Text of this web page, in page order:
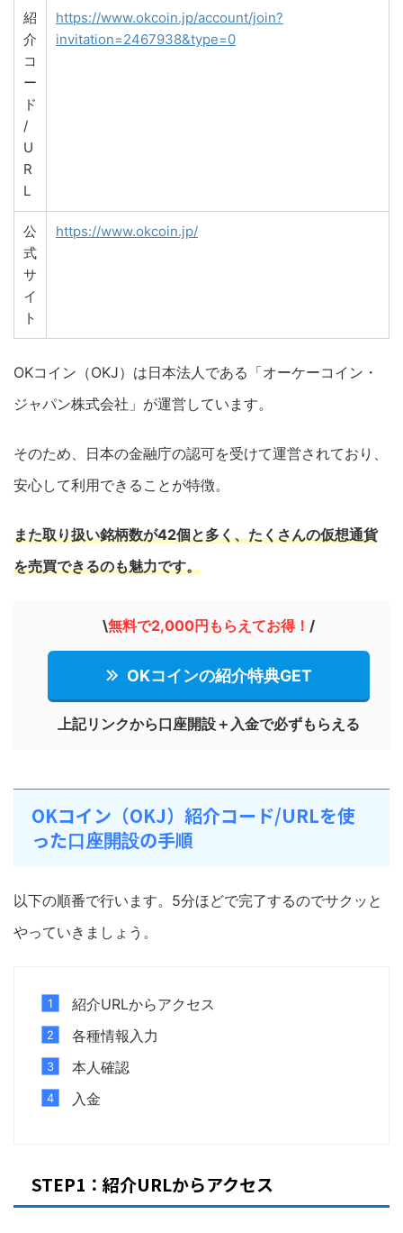
紹
介
コ
ー
ド
/
U
R
L
https://www.okcoin.jp/account/join?
invitation=2467938&type=0
公
式
サ
イ
ト
https://www.okcoin.jp/
OKコイン（OKJ）は日本法人である「オーケーコイン・
ジャパン株式会社」が運営しています。
そのため、日本の金融庁の認可を受けて運営されており、
安心して利用できることが特徴。
また取り扱い銘柄数が42個と多く、たくさんの仮想通貨
を売買できるのも魅力です。
\無料で2,000円もらえてお得！ /
OKコインの紹介特典GET
上記リンクから口座開設 ＋入金で必ずもらえる
OKコイン（OKJ）紹介コード/URLを使
った口座開設の手順
以下の順番で行います。5分ほどで完了するのでサクッと
やっていきましょう。
紹介URLからアクセス
各種情報入力
本人確認
入金
STEP1：紹介URLからアクセス